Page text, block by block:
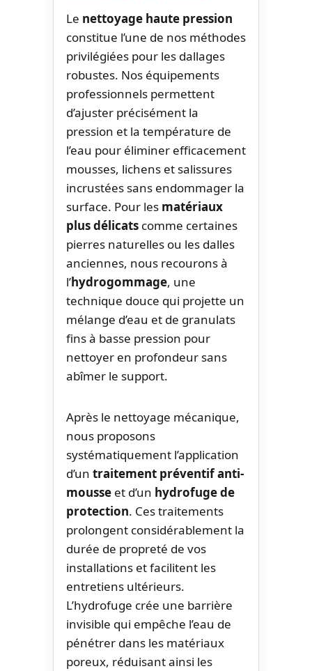
Le nettoyage haute pression
constitue l’une de nos méthodes
privilégiées pour les dallages
robustes. Nos équipements
professionnels permettent
d’ajuster précisément la
pression et la température de
l’eau pour éliminer efficacement
mousses, lichens et salissures
incrustées sans endommager la
surface. Pour les matériaux
plus délicats comme certaines
pierres naturelles ou les dalles
anciennes, nous recourons à
l’hydrogommage, une
technique douce qui projette un
mélange d’eau et de granulats
fins à basse pression pour
nettoyer en profondeur sans
abîmer le support.
Après le nettoyage mécanique,
nous proposons
systématiquement l’application
d’un traitement préventif anti-
mousse et d’un hydrofuge de
protection. Ces traitements
prolongent considérablement la
durée de propreté de vos
installations et facilitent les
entretiens ultérieurs.
L’hydrofuge crée une barrière
invisible qui empêche l’eau de
pénétrer dans les matériaux
poreux, réduisant ainsi les